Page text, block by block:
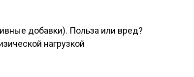
добавки). Польза или вред?
нагрузкой